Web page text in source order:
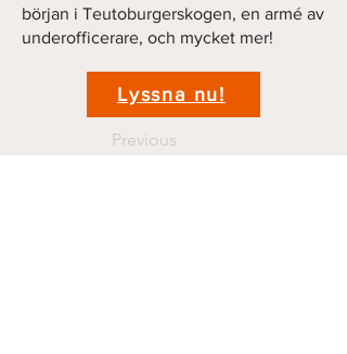
början i Teutoburgerskogen, en armé av
underofficerare, och mycket mer!
Lyssna nu!
Previous